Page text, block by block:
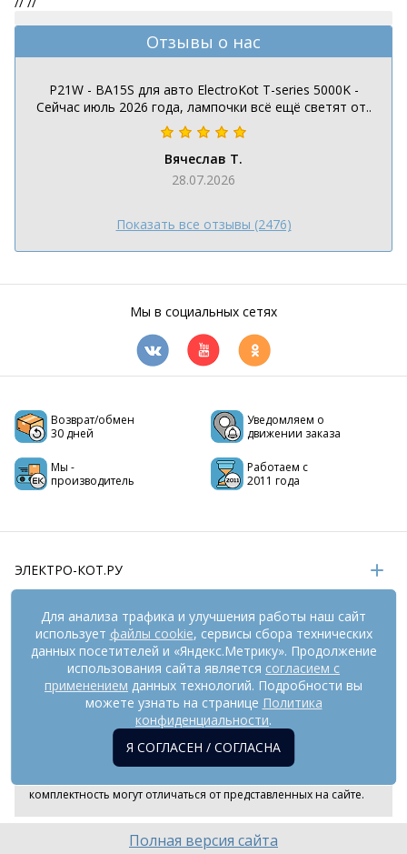
Отзывы о нас
P21W - BA15S для авто ElectroKot T-series 5000K -
Сейчас июль 2026 года, лампочки всё ещё светят от..
Вячеслав Т.
28.07.2026
Показать все отзывы (2476)
Мы в социальных сетях
Возврат/обмен
30 дней
Уведомляем о
движении заказа
Мы -
производитель
Работаем с
2011 года
ЭЛЕКТРО-КОТ.РУ
ИНФОРМАЦИЯ
РЕКВИЗИТЫ
На информационном ресурсе применяются
рекомендательные технологии (информационные технологии
предоставления информации на основе сбора,
систематизации и анализа сведений, относящихся к
предпочтениям пользователей сети «Интернет», находящихся
комплектность могут отличаться от представленных на сайте.
Для анализа трафика и улучшения работы наш сайт
использует файлы cookie, сервисы сбора технических
данных посетителей и «Яндекс.Метрику». Продолжение
использования сайта является согласием с
применением данных технологий. Подробности вы
можете узнать на странице Политика
конфиденциальности.
Я СОГЛАСЕН / СОГЛАСНА
Полная версия сайта